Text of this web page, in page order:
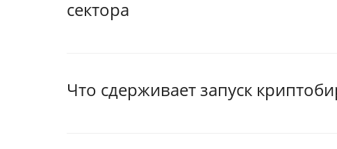
сектора
Что сдерживает запуск